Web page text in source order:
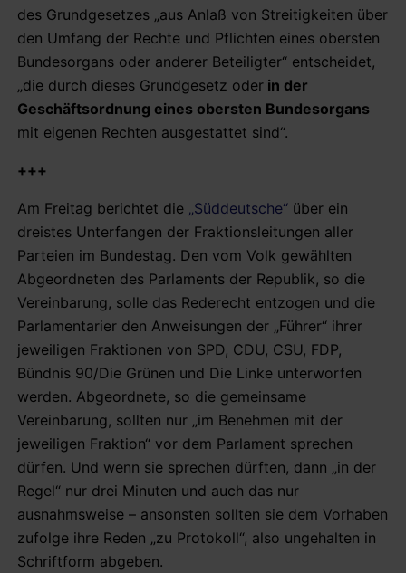
des Grundgesetzes „aus Anlaß von Streitigkeiten über
den Umfang der Rechte und Pflichten eines obersten
Bundesorgans oder anderer Beteiligter“ entscheidet,
„die durch dieses Grundgesetz oder in der
Geschäftsordnung eines obersten Bundesorgans
mit eigenen Rechten ausgestattet sind“.
+++
Am Freitag berichtet die „Süddeutsche“ über ein
dreistes Unterfangen der Fraktionsleitungen aller
Parteien im Bundestag. Den vom Volk gewählten
Abgeordneten des Parlaments der Republik, so die
Vereinbarung, solle das Rederecht entzogen und die
Parlamentarier den Anweisungen der „Führer“ ihrer
jeweiligen Fraktionen von SPD, CDU, CSU, FDP,
Bündnis 90/Die Grünen und Die Linke unterworfen
werden. Abgeordnete, so die gemeinsame
Vereinbarung, sollten nur „im Benehmen mit der
jeweiligen Fraktion“ vor dem Parlament sprechen
dürfen. Und wenn sie sprechen dürften, dann „in der
Regel“ nur drei Minuten und auch das nur
ausnahmsweise – ansonsten sollten sie dem Vorhaben
zufolge ihre Reden „zu Protokoll“, also ungehalten in
Schriftform abgeben.